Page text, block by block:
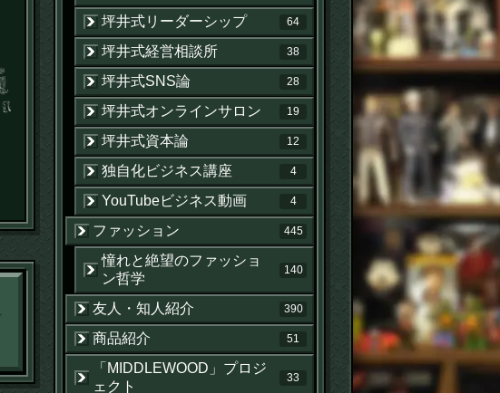
坪井式リーダーシップ 64
坪井式経営相談所 38
坪井式SNS論 28
坪井式オンラインサロン 19
坪井式資本論 12
独自化ビジネス講座 4
YouTubeビジネス動画 4
ファッション 445
憧れと絶望のファッショ
ン哲学
140
友人・知人紹介 390
商品紹介 51
「MIDDLEWOOD」プロジ
ェクト
33